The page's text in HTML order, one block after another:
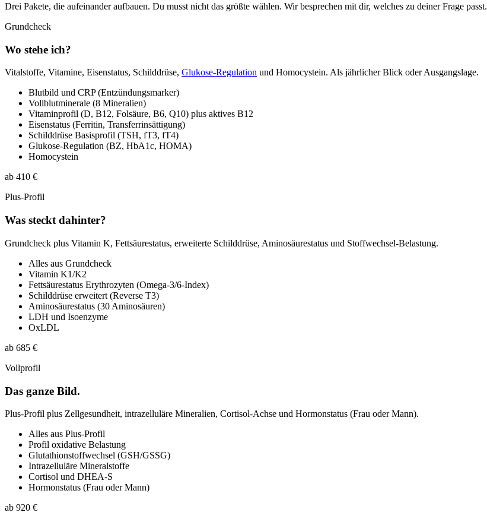
Drei Pakete, die aufeinander aufbauen. Du musst nicht das größte wählen. Wir besprechen mit dir, welches zu deiner Frage passt.
Grundcheck
Wo stehe ich?
Vitalstoffe, Vitamine, Eisenstatus, Schilddrüse, Glukose-Regulation und Homocystein. Als jährlicher Blick oder Ausgangslage.
Blutbild und CRP (Entzündungsmarker)
Vollblutminerale (8 Mineralien)
Vitaminprofil (D, B12, Folsäure, B6, Q10) plus aktives B12
Eisenstatus (Ferritin, Transferrinsättigung)
Schilddrüse Basisprofil (TSH, fT3, fT4)
Glukose-Regulation (BZ, HbA1c, HOMA)
Homocystein
ab 410 €
Plus-Profil
Was steckt dahinter?
Grundcheck plus Vitamin K, Fettsäurestatus, erweiterte Schilddrüse, Aminosäurestatus und Stoffwechsel-Belastung.
Alles aus Grundcheck
Vitamin K1/K2
Fettsäurestatus Erythrozyten (Omega-3/6-Index)
Schilddrüse erweitert (Reverse T3)
Aminosäurestatus (30 Aminosäuren)
LDH und Isoenzyme
OxLDL
ab 685 €
Vollprofil
Das ganze Bild.
Plus-Profil plus Zellgesundheit, intrazelluläre Mineralien, Cortisol-Achse und Hormonstatus (Frau oder Mann).
Alles aus Plus-Profil
Profil oxidative Belastung
Glutathionstoffwechsel (GSH/GSSG)
Intrazelluläre Mineralstoffe
Cortisol und DHEA-S
Hormonstatus (Frau oder Mann)
ab 920 €